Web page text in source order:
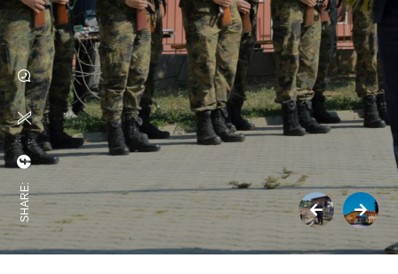
SHARE: